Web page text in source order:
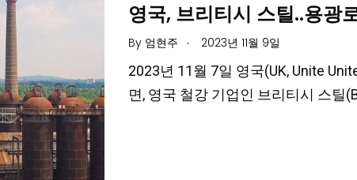
영국, 브리티시 스틸..용광
By 엄현주 . 2023년 11월 9일
2023년 11월 7일 영국(UK, Unite
면, 영국 철강 기업인 브리티시 스틸